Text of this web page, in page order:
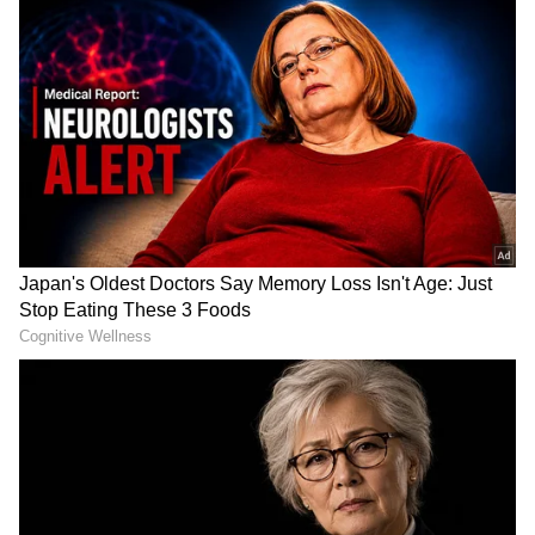
ನೀಡಿದ ಅವರು, “ಕ್ರೀಡಾಂಗಣವನ್ನು ನಿರ್ಮಿಸಲು ಈ ಕ್ರಮ
ಕೈಗೊಂಡಿದ್ದಕ್ಕಾಗಿ ನಾನು ಯುಪಿ ಸರ್ಕಾರಕ್ಕೆ ಧನ್ಯವಾದ
ಹೇಳುತ್ತೇನೆ. ನಮ್ಮಲ್ಲಿ ಸಾಕಷ್ಟು ಪ್ರತಿಭೆ ಇದೆ. ನಮ್ಮ
ಪ್ರದೇಶದಲ್ಲಿ ಉತ್ತಮ ಕ್ರೀಡಾಂಗಣ ಮತ್ತು ಅಕಾಡೆಮಿಯನ್ನು
ಸ್ಥಾಪಿಸುವುದು ಮುಖ್ಯವಾಗಿದೆ, ಇದರಿಂದಾಗಿ ಯುವ
ಆಟಗಾರರು ಆಟದ ಬಗ್ಗೆ ಇನ್ನಷ್ಟು ತಿಳಿದುಕೊಳ್ಳಬಹುದು'
RECOMMENDED STORIES